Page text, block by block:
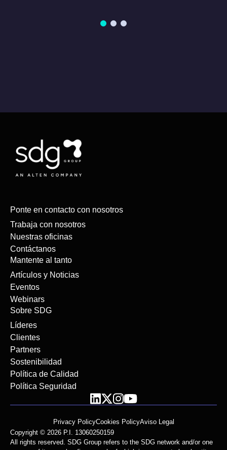
Ponte en contacto con nosotros
Trabaja con nosotros
Nuestras oficinas
Contáctanos
Mantente al tanto
Artículos y Noticias
Eventos
Webinars
Sobre SDG
Líderes
Clientes
Partners
Sostenibilidad
Política de Calidad
Política Seguridad
Privacy PolicyCookies PolicyAviso Legal
Copyright © 2026 P.I. 13060250159
All rights reserved. SDG Group refers to the SDG network and/or one